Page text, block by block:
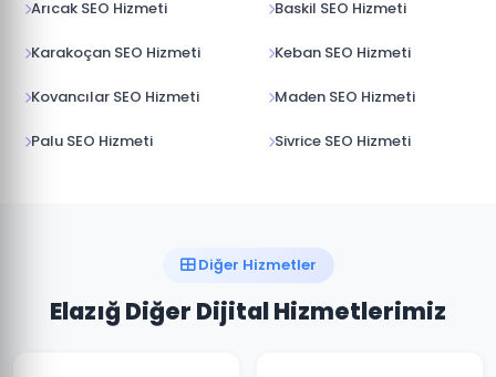
Arıcak SEO Hizmeti Baskil SEO Hizmeti
Karakoçan SEO Hizmeti Keban SEO Hizmeti
Kovancılar SEO Hizmeti Maden SEO Hizmeti
Palu SEO Hizmeti Sivrice SEO Hizmeti
Diğer Hizmetler
Elazığ Diğer Dijital Hizmetlerimiz